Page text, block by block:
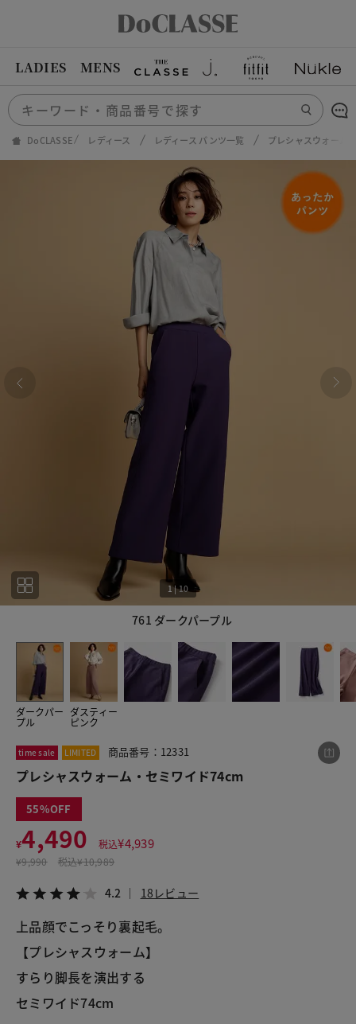
LADIES MENS
DoCLASSE レディース レディース パンツ一覧 プレシャスウォーム
761 ダークパープル
1|10
ダークパー
プル
ダスティー
ピンク
1
time sale LIMITED 商品番号：12331
プレシャスウォーム・セミワイド74cm
55
¥4,490 税込¥4,939
¥9,990 税込¥10,989
4.2 18レビュー
上品顔でこっそり裏起毛。
【プレシャスウォーム】
すらり脚長を演出する
セミワイド74cm
この商品をシェアする
¥4,490
税込¥4,939
LINE